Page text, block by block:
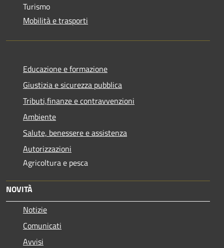
Turismo
Mobilità e trasporti
Educazione e formazione
Giustizia e sicurezza pubblica
Tributi,finanze e contravvenzioni
Ambiente
Salute, benessere e assistenza
Autorizzazioni
Agricoltura e pesca
NOVITÀ
Notizie
Comunicati
Avvisi